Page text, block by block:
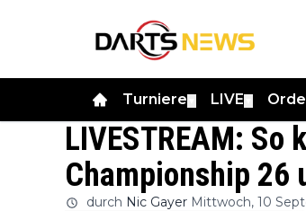
Turniere LIVE
LIVESTREAM: So
Championship 26
durch Nic Gayer Mittwoch, 10